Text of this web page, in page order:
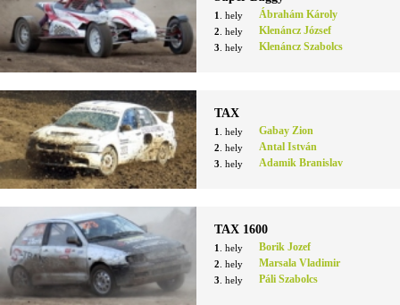
1 . hely Ábrahám Károly
2 . hely Klenáncz József
3 . hely Klenáncz Szabolcs
TAX
1 . hely Gabay Zion
2 . hely Antal István
3 . hely Adamik Branislav
TAX 1600
1 . hely Borik Jozef
2 . hely Marsala Vladimir
3 . hely Páli Szabolcs